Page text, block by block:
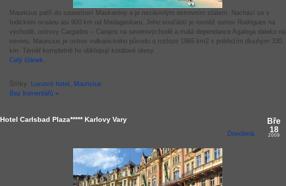
Mauricius patří do souostroví Maskarény a je nezávislým ostrovním státem. Nachází se v
Indickém oceánu asi 900 km od Madagaskaru. Jeho součástí je rovněž ostrov Rodrigues na
východě, ostrovy Cargados – Carajos na severovýchodě a malá dependance Agalega daleko na
severu. Mauricius je ostrov vulkanického původu o rozloze 1865 km2 s pobřežím dlouhým 330
km. Téměř kompletně ho obklopují korálové útesy.
Celý článek…
Štítky: Luxusní hotel , Mauricius
Bez komentářů »
Hotel Carlsbad Plaza***** Karlovy Vary
Dovolená
Bře
18
2009